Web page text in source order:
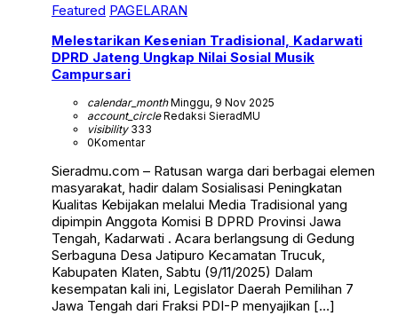
Featured PAGELARAN
Melestarikan Kesenian Tradisional, Kadarwati
DPRD Jateng Ungkap Nilai Sosial Musik
Campursari
calendar_monthMinggu, 9 Nov 2025
account_circleRedaksi SieradMU
visibility333
0Komentar
Sieradmu.com – Ratusan warga dari berbagai elemen
masyarakat, hadir dalam Sosialisasi Peningkatan
Kualitas Kebijakan melalui Media Tradisional yang
dipimpin Anggota Komisi B DPRD Provinsi Jawa
Tengah, Kadarwati . Acara berlangsung di Gedung
Serbaguna Desa Jatipuro Kecamatan Trucuk,
Kabupaten Klaten, Sabtu (9/11/2025) Dalam
kesempatan kali ini, Legislator Daerah Pemilihan 7
Jawa Tengah dari Fraksi PDI-P menyajikan […]